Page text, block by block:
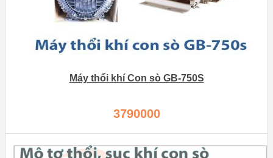
Máy thổi khí Con sò GB-750S
3790000